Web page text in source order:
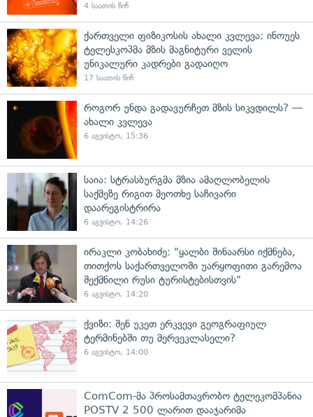
4 საათის წინ
ქართველი ფიზიკოსის ახალი კვლევა: ინოუეს
ტელესკოპმა მზის მაგნიტური ველის
უნიკალური კადრები გადაიღო
17 საათის წინ
როგორ უნდა გადავურჩეთ მზის სიკვდილს? —
ახალი კვლევა
6 აგვისტო, 15:36
საია: სტრასბურგმა მზია ამაღლობელის
საქმეზე რიგით მეოთხე საჩივარი
დაარეგისტრირა
6 აგვისტო, 14:26
ირაკლი კობახიძე: "ყალბი შინაარსი იქმნება,
თითქოს საქართველოში უარყოფითი გარემოა
შექმნილი რუსი ტურისტებისთვის"
6 აგვისტო, 14:20
ქვიზი: შენ უკეთ ერკვევი გეოგრაფიულ
ტერმინებში თუ მერვეკლასელი?
6 აგვისტო, 14:00
ComCom-მა პროსამთავრობო ტელეკომპანია
POSTV 2 500 ლარით დააჯარიმა